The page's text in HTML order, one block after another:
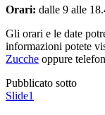
Orari: dalle 9 alle
Gli orari e le date
informazioni potete
Zucche oppure
Pubblicato sotto
Slide1